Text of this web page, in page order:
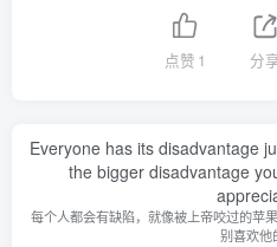
点赞 1 分
Everyone has its disadvantage
the bigger disadvantage
每个人都会有缺陷，就像被上帝咬过的苹
别喜欢他